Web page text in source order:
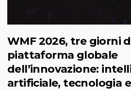
WMF 2026, tre giorni
piattaforma globale
dell’innovazione:
artificiale, tecnologia